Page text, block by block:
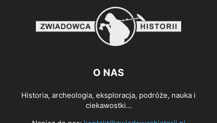
O NAS
Historia, archeologia, eksploracja, podróże, nauka i
ciekawostki...